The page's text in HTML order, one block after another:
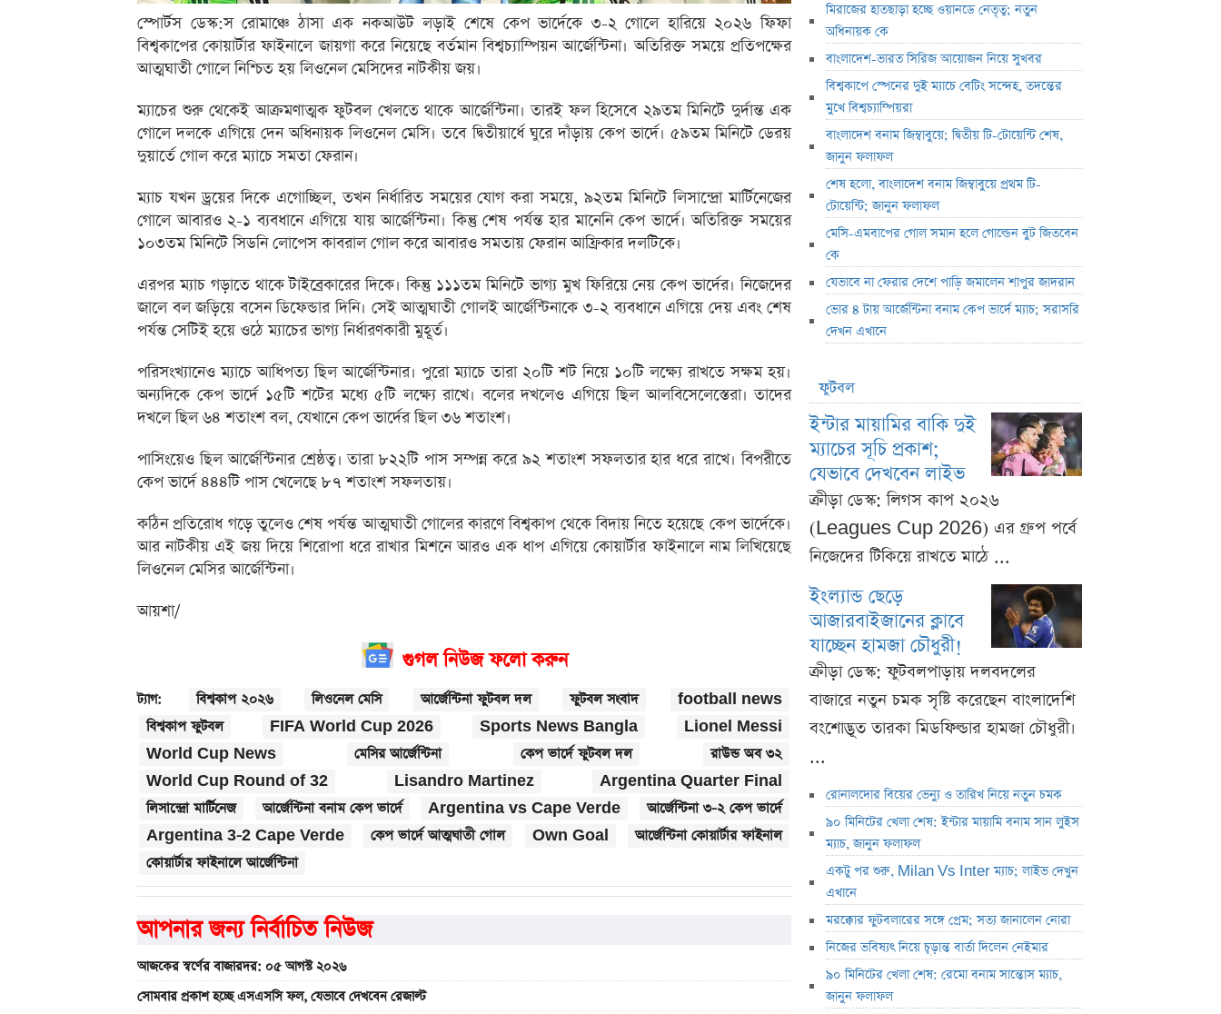
স্পোর্টস ডেস্ক:স রোমাঞ্চে ঠাসা এক নকআউট লড়াই শেষে কেপ ভার্দেকে ৩-২ গোলে হারিয়ে ২০২৬ ফিফা
বিশ্বকাপের কোয়ার্টার ফাইনালে জায়গা করে নিয়েছে বর্তমান বিশ্বচ্যাম্পিয়ন আর্জেন্টিনা। অতিরিক্ত সময়ে প্রতিপক্ষের
আত্মঘাতী গোলে নিশ্চিত হয় লিওনেল মেসিদের নাটকীয় জয়।
ম্যাচের শুরু থেকেই আক্রমণাত্মক ফুটবল খেলতে থাকে আর্জেন্টিনা। তারই ফল হিসেবে ২৯তম মিনিটে দুর্দান্ত এক
গোলে দলকে এগিয়ে দেন অধিনায়ক লিওনেল মেসি। তবে দ্বিতীয়ার্ধে ঘুরে দাঁড়ায় কেপ ভার্দে। ৫৯তম মিনিটে ডেরয়
দুয়ার্তে গোল করে ম্যাচে সমতা ফেরান।
ম্যাচ যখন ড্রয়ের দিকে এগোচ্ছিল, তখন নির্ধারিত সময়ের যোগ করা সময়ে, ৯২তম মিনিটে লিসান্দ্রো মার্টিনেজের
গোলে আবারও ২-১ ব্যবধানে এগিয়ে যায় আর্জেন্টিনা। কিন্তু শেষ পর্যন্ত হার মানেনি কেপ ভার্দে। অতিরিক্ত সময়ের
১০৩তম মিনিটে সিডনি লোপেস কাবরাল গোল করে আবারও সমতায় ফেরান আফ্রিকার দলটিকে।
এরপর ম্যাচ গড়াতে থাকে টাইব্রেকারের দিকে। কিন্তু ১১১তম মিনিটে ভাগ্য মুখ ফিরিয়ে নেয় কেপ ভার্দের। নিজেদের
জালে বল জড়িয়ে বসেন ডিফেন্ডার দিনি। সেই আত্মঘাতী গোলই আর্জেন্টিনাকে ৩-২ ব্যবধানে এগিয়ে দেয় এবং শেষ
পর্যন্ত সেটিই হয়ে ওঠে ম্যাচের ভাগ্য নির্ধারণকারী মুহূর্ত।
পরিসংখ্যানেও ম্যাচে আধিপত্য ছিল আর্জেন্টিনার। পুরো ম্যাচে তারা ২০টি শট নিয়ে ১০টি লক্ষ্যে রাখতে সক্ষম হয়।
অন্যদিকে কেপ ভার্দে ১৫টি শটের মধ্যে ৫টি লক্ষ্যে রাখে। বলের দখলেও এগিয়ে ছিল আলবিসেলেস্তেরা। তাদের
দখলে ছিল ৬৪ শতাংশ বল, যেখানে কেপ ভার্দের ছিল ৩৬ শতাংশ।
পাসিংয়েও ছিল আর্জেন্টিনার শ্রেষ্ঠত্ব। তারা ৮২২টি পাস সম্পন্ন করে ৯২ শতাংশ সফলতার হার ধরে রাখে। বিপরীতে
কেপ ভার্দে ৪৪৪টি পাস খেলেছে ৮৭ শতাংশ সফলতায়।
কঠিন প্রতিরোধ গড়ে তুলেও শেষ পর্যন্ত আত্মঘাতী গোলের কারণে বিশ্বকাপ থেকে বিদায় নিতে হয়েছে কেপ ভার্দেকে।
আর নাটকীয় এই জয় দিয়ে শিরোপা ধরে রাখার মিশনে আরও এক ধাপ এগিয়ে কোয়ার্টার ফাইনালে নাম লিখিয়েছে
লিওনেল মেসির আর্জেন্টিনা।
আয়শা/
গুগল নিউজ ফলো করুন
ট্যাগ: বিশ্বকাপ ২০২৬ লিওনেল মেসি আর্জেন্টিনা ফুটবল দল ফুটবল সংবাদ
football news
বিশ্বকাপ ফুটবল
FIFA World Cup 2026 Sports News Bangla
Lionel Messi
World Cup News
মেসির আর্জেন্টিনা কেপ ভার্দে ফুটবল দল
রাউন্ড অব ৩২
World Cup Round of 32
Lisandro Martinez
Argentina Quarter Final
লিসান্দ্রো মার্টিনেজ
আর্জেন্টিনা বনাম কেপ ভার্দে Argentina vs Cape Verde
আর্জেন্টিনা ৩-২ কেপ ভার্দে
Argentina 3-2 Cape Verde
কেপ ভার্দে আত্মঘাতী গোল Own Goal
আর্জেন্টিনা কোয়ার্টার ফাইনাল
কোয়ার্টার ফাইনালে আর্জেন্টিনা
আপনার জন্য নির্বাচিত নিউজ
আজকের স্বর্ণের বাজারদর: ০৫ আগস্ট ২০২৬
সোমবার প্রকাশ হচ্ছে এসএসসি ফল, যেভাবে দেখবেন রেজাল্ট
মিরাজের হাতছাড়া হচ্ছে ওয়ানডে নেতৃত্ব; নতুন
অধিনায়ক কে
বাংলাদেশ-ভারত সিরিজ আয়োজন নিয়ে সুখবর
বিশ্বকাপে স্পেনের দুই ম্যাচে বেটিং সন্দেহ, তদন্তের
মুখে বিশ্বচ্যাম্পিয়রা
বাংলাদেশ বনাম জিম্বাবুয়ে; দ্বিতীয় টি-টোয়েন্টি শেষ,
জানুন ফলাফল
শেষ হলো, বাংলাদেশ বনাম জিম্বাবুয়ে প্রথম টি-
টোয়েন্টি; জানুন ফলাফল
মেসি-এমবাপের গোল সমান হলে গোল্ডেন বুট জিতবেন
কে
যেভাবে না ফেরার দেশে পাড়ি জমালেন শাপুর জাদরান
ভোর ৪ টায় আর্জেন্টিনা বনাম কেপ ভার্দে ম্যাচ; সরাসরি
দেখন এখানে
ফুটবল
ইন্টার মায়ামির বাকি দুই
ম্যাচের সূচি প্রকাশ;
যেভাবে দেখবেন লাইভ
ক্রীড়া ডেস্ক: লিগস কাপ ২০২৬
(Leagues Cup 2026) এর গ্রুপ পর্বে
নিজেদের টিকিয়ে রাখতে মাঠে ...
ইংল্যান্ড ছেড়ে
আজারবাইজানের ক্লাবে
যাচ্ছেন হামজা চৌধুরী!
ক্রীড়া ডেস্ক: ফুটবলপাড়ায় দলবদলের
বাজারে নতুন চমক সৃষ্টি করেছেন বাংলাদেশি
বংশোদ্ভূত তারকা মিডফিল্ডার হামজা চৌধুরী।
...
রোনালদোর বিয়ের ভেন্যু ও তারিখ নিয়ে নতুন চমক
৯০ মিনিটের খেলা শেষ: ইন্টার মায়ামি বনাম সান লুইস
ম্যাচ, জানুন ফলাফল
একটু পর শুরু, Milan Vs Inter ম্যাচ; লাইভ দেখুন
এখানে
মরক্কোর ফুটবলারের সঙ্গে প্রেম; সত্য জানালেন নোরা
নিজের ভবিষ্যৎ নিয়ে চূড়ান্ত বার্তা দিলেন নেইমার
৯০ মিনিটের খেলা শেষ: রেমো বনাম সান্তোস ম্যাচ,
জানুন ফলাফল